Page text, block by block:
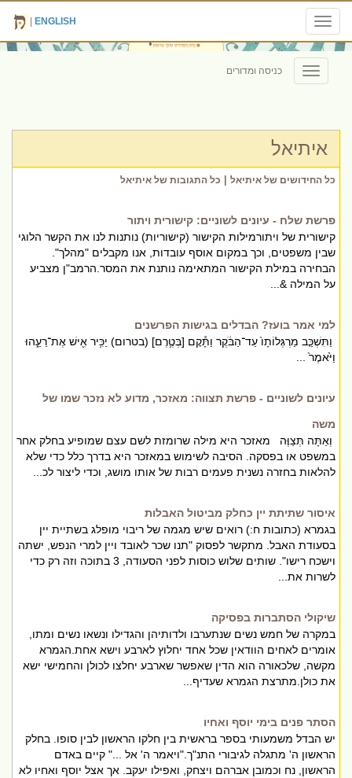
Toggle
navigation
ENGLISH
Toggle
navigation
כניסה ומדורים
איתיאל
כל החידושים של איתיאל | כל התגובות של איתיאל
פרשת שלח - עיונים לשוניים: קישורית ויתור
קישורית של ויתורמילות הקישור (קישוריות) נותנות לנו את הקשר הלוגי
שבין משפטים, וכך במקום אוסף עובדות, אנו מקבלים "מהלך".
הבחירה במילת הקישור המתאימה נותנת את המסר.הרמב"ן מצביע
על המילה &...
למי אמר בועז? הבדלים בגישות הפרשנים
וַתִּשְׁכַּ֤ב מַרְגְּלוֹתָו֙ עַד⁠־הַבֹּ֔קֶר וַתָּ֕קׇם [בְּטֶ֛רֶם] (בטרום) יַכִּ֥יר אִ֖ישׁ אֶת⁠־רֵעֵ֑הוּ
וַיֹּ֙אמֶר֙ ...
עיונים לשוניים - פרשת תצווה: מאזכר, מדוע לא נזכר שמו של
משה
וְאַתָּה תְּצַוֶּה מאזכר היא מילה שרומזת לשם עצם שמופיע בחלק אחר
במשפט או בפסקה. הסיבה לשימוש במאזכר היא בדרך כלל כדי שלא
להלאות בחזרה נשנית פעמים רבות של אותו מושג, וכדי ליצור לכ...
איסור שתיתת יין כחלק מביטול האבלות
בגמרא (כתובות ח:) רואים שיש מגמה של ריבוי מופלג בשתיית יין
בסעודת האבל. מתקשר לפסוק "תנו שכר לאובד ויין למרי הנפש, ישתה
וישכח רישו". שותים שלוש כוסות לפני הסעודה, 3 בתוכה וזה רק כדי
לשרות את...
שיקולי הסתברות בפסיקה
במקרה של חמש נשים שנתערבו ולדותיהן והגדילו ונשאו נשים ומתו,
אומרים לאחים הוודאין שכל אחד יחלוץ לארבע וישא אחת.הגמרא
מקשה, שלכאורה הוא הדין שאפשר שארבע יחלצו לכולן והחמישי ישא
את כולן.מתרצת הגמרא שעדיף...
הסתר פנים בימי יוסף ואחיו
יש הבדל משמעותי בספר בראשית בין חלקו הראשון לבין סופו. בחלק
הראשון ה' מתגלה לגיבורי התנ"ך."ויאמר ה' אל ..." קיים באדם
הראשון, נח וכמובן אברהם ויצחק, ואפילו יעקב. אך אצל יוסף ואחיו לא